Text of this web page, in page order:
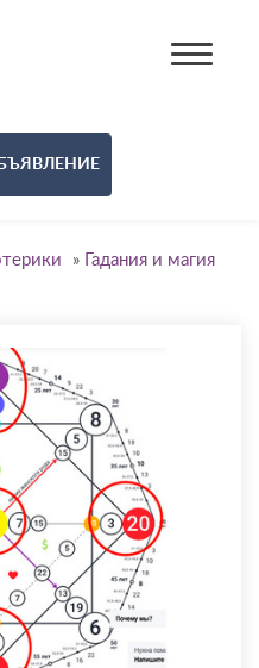
»
Гадания и магия